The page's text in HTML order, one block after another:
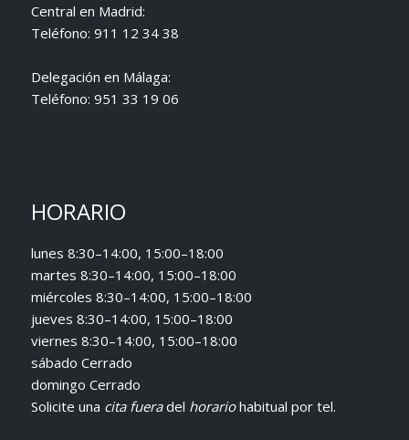
Central en Madrid:
Teléfono: 911 12 34 38
Delegación en Málaga:
Teléfono: 951 33 19 06
HORARIO
lunes 8:30–14:00, 15:00–18:00
martes 8:30–14:00, 15:00–18:00
miércoles 8:30–14:00, 15:00–18:00
jueves 8:30–14:00, 15:00–18:00
viernes 8:30–14:00, 15:00–18:00
sábado Cerrado
domingo Cerrado
Solicite una cita fueradel horariohabitual por tel.